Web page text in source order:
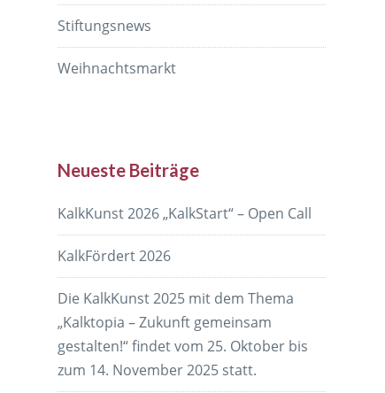
Stiftungsnews
Weihnachtsmarkt
Neueste Beiträge
KalkKunst 2026 „KalkStart“ – Open Call
KalkFördert 2026
Die KalkKunst 2025 mit dem Thema
„Kalktopia – Zukunft gemeinsam
gestalten!“ findet vom 25. Oktober bis
zum 14. November 2025 statt.